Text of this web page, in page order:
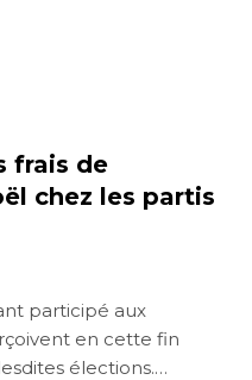
frais de
chez les partis
participé aux
en cette fin
élections.…